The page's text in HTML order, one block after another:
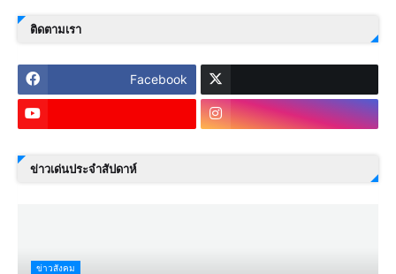
ติดตามเรา
Facebook
ข่าวเด่นประจำสัปดาห์
ข่าวสังคม